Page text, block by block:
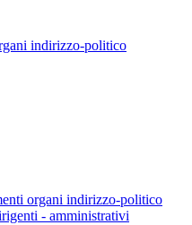
indirizzo-politico
organi indirizzo-politico
- amministrativi